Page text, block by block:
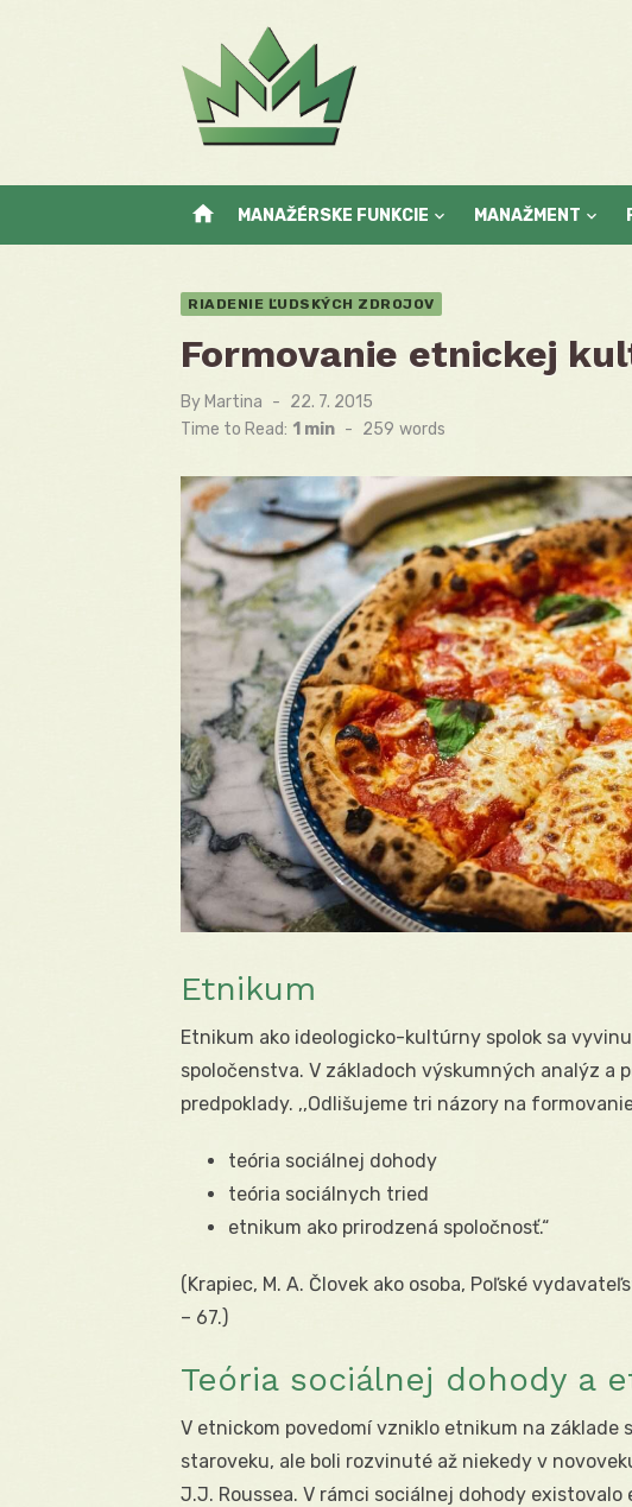
home MANAŽÉRSKE FUNKCIE MANAŽMENT
RIADENIE ĽUDSKÝCH ZDROJOV
Formovanie etnickej
By Martina
Posted
on
22. 7. 2015
Time to Read: 1 min - 259 words
Etnikum
Etnikum ako ideologicko-kultúrny spolok sa
spoločenstva. V základoch výskumných analýz a
predpoklady. ,,Odlišujeme tri názory na
teória sociálnej dohody
teória sociálnych tried
etnikum ako prirodzená spoločnosť.“
(Krapiec, M. A. Človek ako osoba, Poľské
– 67.)
Teória sociálnej dohody a
V etnickom povedomí vzniklo etnikum na základe
staroveku, ale boli rozvinuté až niekedy v
J.J. Roussea. V rámci sociálnej dohody